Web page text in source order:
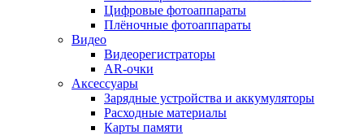
Цифровые фотоаппараты
Плёночные фотоаппараты
Видео
Видеорегистраторы
AR-очки
Аксессуары
Зарядные устройства и аккумуляторы
Расходные материалы
Карты памяти